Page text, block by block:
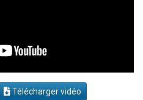
Télécharger vidéo